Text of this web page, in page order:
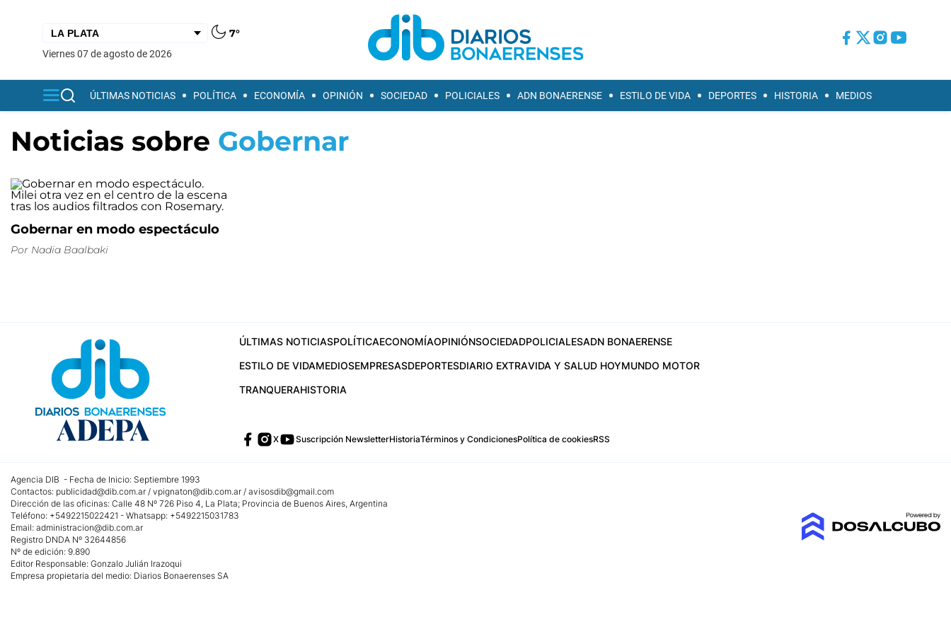
7°
viernes 07 de agosto de 2026
ÚLTIMAS NOTICIAS POLÍTICA ECONOMÍA OPINIÓN SOCIEDAD POLICIALES ADN BONAERENSE ESTILO DE VIDA DEPORTES HISTORIA MEDIOS
Noticias sobre Gobernar
Gobernar en modo espectáculo
Por Nadia Baalbaki
ÚLTIMAS NOTICIASPOLÍTICAECONOMÍAOPINIÓNSOCIEDADPOLICIALESADN BONAERENSE
ESTILO DE VIDAMEDIOSEMPRESASDEPORTESDIARIO EXTRAVIDA Y SALUD HOYMUNDO MOTOR
TRANQUERAHISTORIA
X Suscripción NewsletterHistoriaTérminos y CondicionesPolítica de cookiesRSS
Agencia DIB - Fecha de Inicio: Septiembre 1993
Contactos: publicidad@dib.com.ar / vpignaton@dib.com.ar / avisosdib@gmail.com
Dirección de las oficinas: Calle 48 Nº 726 Piso 4, La Plata; Provincia de Buenos Aires, Argentina
Teléfono: +5492215022421 - Whatsapp: +5492215031783
Email: administracion@dib.com.ar
Registro DNDA Nº 32644856
Nº de edición: 9.890
Editor Responsable: Gonzalo Julián Irazoqui
Empresa propietaria del medio: Diarios Bonaerenses SA